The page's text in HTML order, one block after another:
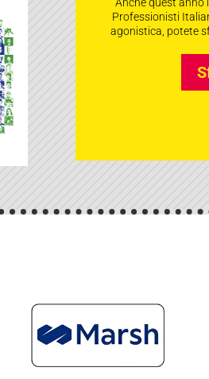
Anche quest’anno
Professionisti
agonistica, potete